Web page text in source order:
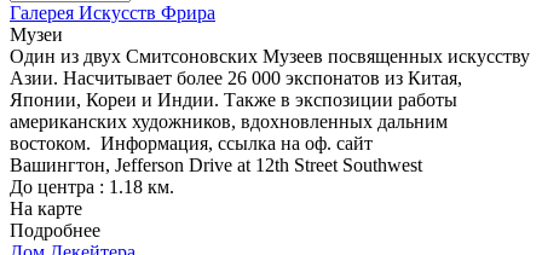
Галерея Искусств Фрира
Музеи
Один из двух Смитсоновских Музеев посвященных искусству
Азии. Насчитывает более 26 000 экспонатов из Китая,
Японии, Кореи и Индии. Также в экспозиции работы
американских художников, вдохновленных дальним
востоком. Информация, ссылка на оф. сайт
Вашингтон, Jefferson Drive at 12th Street Southwest
До центра : 1.18 км.
На карте
Подробнее